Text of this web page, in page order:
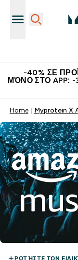
-40% ΣΕ
ΜΌΝΟ ΣΤΟ APP:
Home Myprotein X